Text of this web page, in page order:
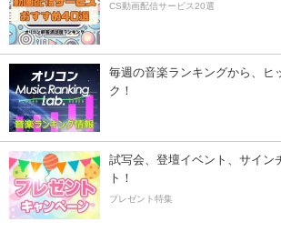
CS動画配信サービス20選
毎週の音楽ランキングから、ヒ
ク！
試写会、登壇イベント、サイン
ト！
プレゼント特集